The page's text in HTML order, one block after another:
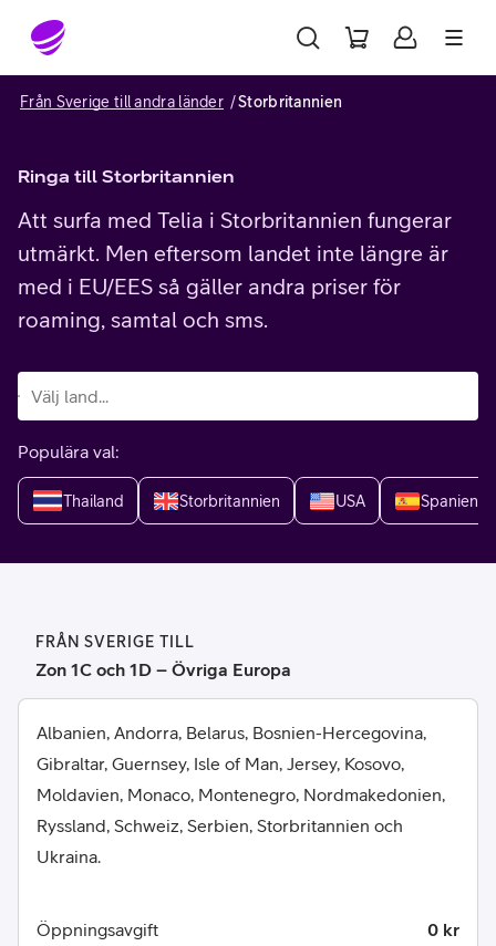
Gå till sidans innehåll
Från Sverige till andra länder Storbritannien
Ringa till Storbritannien
Att surfa med Telia i Storbritannien fungerar
utmärkt. Men eftersom landet inte längre är
med i EU/EES så gäller andra priser för
roaming, samtal och sms.
Populära val:
Thailand Storbritannien USA Spanien
FRÅN SVERIGE TILL
Zon 1C och 1D – Övriga Europa
Albanien, Andorra, Belarus, Bosnien-Hercegovina,
Gibraltar, Guernsey, Isle of Man, Jersey, Kosovo,
Moldavien, Monaco, Montenegro, Nordmakedonien,
Ryssland, Schweiz, Serbien, Storbritannien och
Ukraina.
Öppningsavgift 0 kr